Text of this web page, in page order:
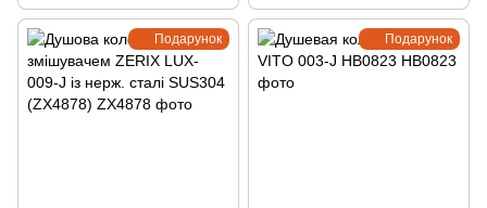
Подарунок Подарунок